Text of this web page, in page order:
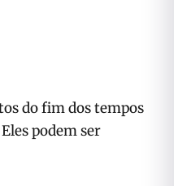
do fim dos tempos
podem ser